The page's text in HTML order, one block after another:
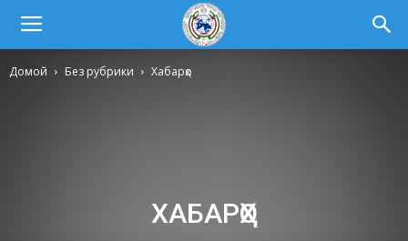
Домой Без рубрики Хабарҳо
ХАБАРҲО